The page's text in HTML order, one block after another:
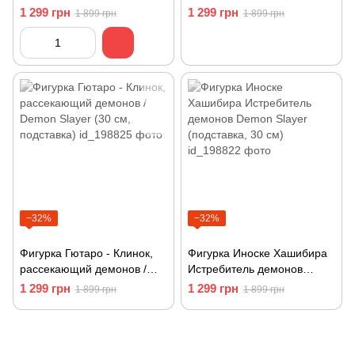
Ёриичи Цугикуни
1 299 грн 1 899 грн
рассекающий демонов) —
1 299 грн 1 899 грн
−32%
Фигурка Гютаро - Клинок,
рассекающий демонов /
Demon Slayer (30 см,
1 299 грн 1 899 грн
−32%
Фигурка Иноске Хашибира
Истребитель демонов
Demon Slayer (подставка,
1 299 грн 1 899 грн